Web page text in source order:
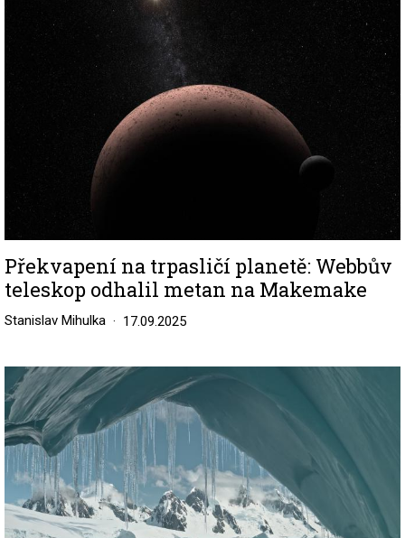
Překvapení na trpasličí planetě: Webbův
teleskop odhalil metan na Makemake
Stanislav Mihulka 17.09.2025
Image